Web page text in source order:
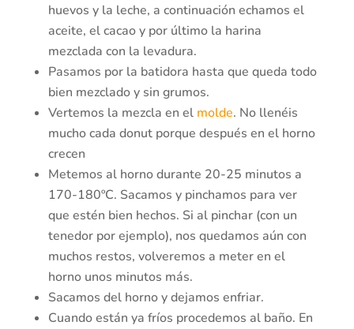
huevos y la leche, a continuación echamos el
aceite, el cacao y por último la harina
mezclada con la levadura.
Pasamos por la batidora hasta que queda todo
bien mezclado y sin grumos.
Vertemos la mezcla en el molde. No llenéis
mucho cada donut porque después en el horno
crecen
Metemos al horno durante 20-25 minutos a
170-180ºC. Sacamos y pinchamos para ver
que estén bien hechos. Si al pinchar (con un
tenedor por ejemplo), nos quedamos aún con
muchos restos, volveremos a meter en el
horno unos minutos más.
Sacamos del horno y dejamos enfriar.
Cuando están ya fríos procedemos al baño. En